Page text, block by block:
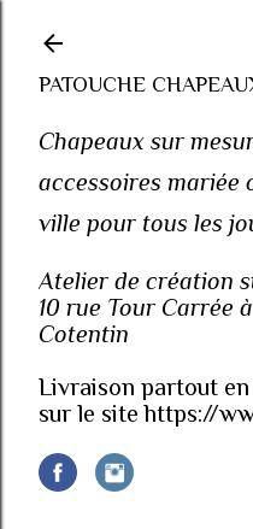
PATOUCHE
Chapeaux sur
accessoires mariée
ville pour tous les
Atelier de création
10 rue Tour Carrée
Cotentin
Livraison partout en
sur le site https://